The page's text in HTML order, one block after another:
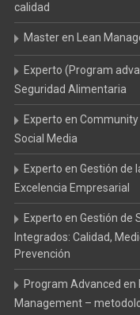
calidad
Master en Lean
Experto (Program
Seguridad Alimentaria
Experto en
Social Media
Experto en Gestión de
Excelencia Empresarial
Experto en Gestión de
Integrados: Calidad,
Prevención
Program Advanced en
Management –